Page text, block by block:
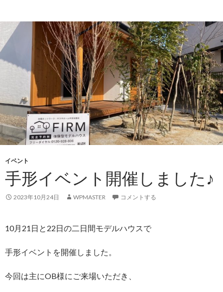
イベント
手形イベント開催しました♪
2023年10月24日 WPMASTER コメントする
10月21日と22日の二日間モデルハウスで
手形イベントを開催しました。
今回は主にOB様にご来場いただき、